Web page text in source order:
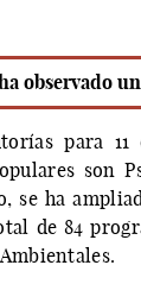
observado
para
son
se ha
de 84